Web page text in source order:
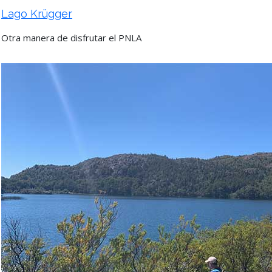
Lago Krügger
Otra manera de disfrutar el PNLA